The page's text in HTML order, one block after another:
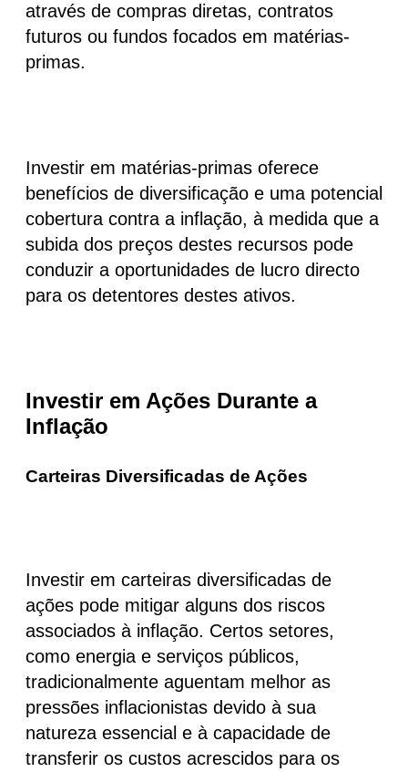
através de compras diretas, contratos
futuros ou fundos focados em matérias-
primas.
Investir em matérias-primas oferece
benefícios de diversificação e uma potencial
cobertura contra a inflação, à medida que a
subida dos preços destes recursos pode
conduzir a oportunidades de lucro directo
para os detentores destes ativos.
Investir em Ações Durante a
Inflação
Carteiras Diversificadas de Ações
Investir em carteiras diversificadas de
ações pode mitigar alguns dos riscos
associados à inflação. Certos setores,
como energia e serviços públicos,
tradicionalmente aguentam melhor as
pressões inflacionistas devido à sua
natureza essencial e à capacidade de
transferir os custos acrescidos para os